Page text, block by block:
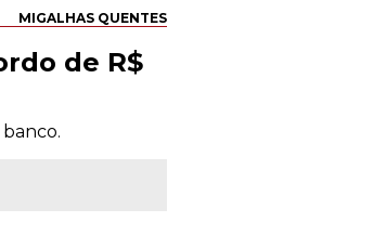
MIGALHAS QUENTES
de R$